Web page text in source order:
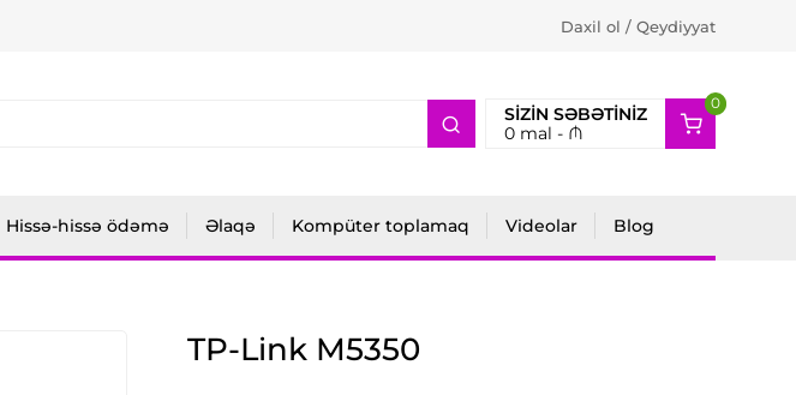
Daxil ol / Qeydiyyat
SIZIN SƏBƏTINIZ
0mal - ₼
0
2
Hissə-hissə ödəmə Əlaqə Kompüter toplamaq Videolar Blog
TP-Link M5350